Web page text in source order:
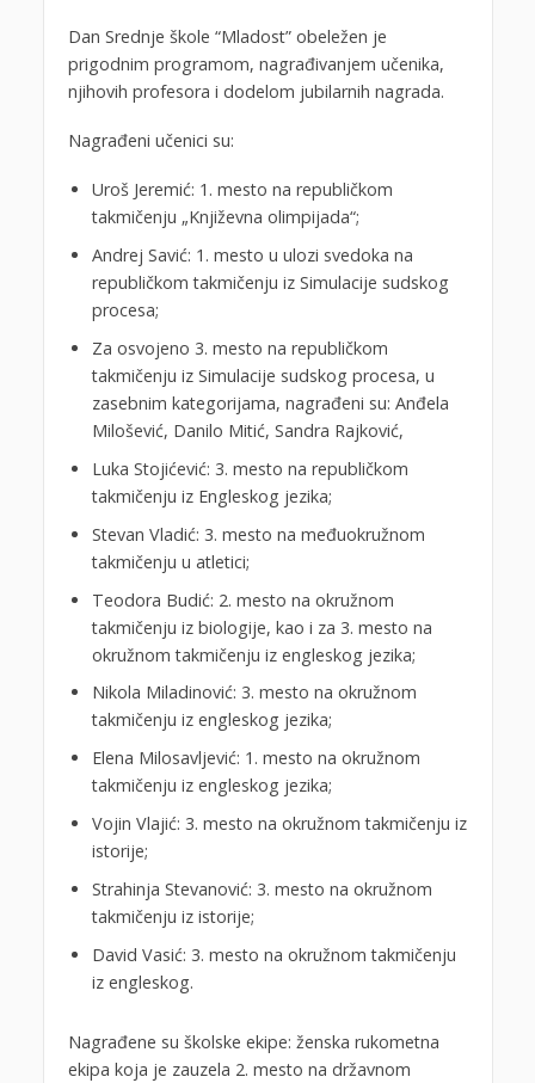
Dan Srednje škole “Mladost” obeležen je
prigodnim programom, nagrađivanjem učenika,
njihovih profesora i dodelom jubilarnih nagrada.
Nagrađeni učenici su:
Uroš Jeremić: 1. mesto na republičkom
takmičenju „Književna olimpijada“;
Andrej Savić: 1. mesto u ulozi svedoka na
republičkom takmičenju iz Simulacije sudskog
procesa;
Za osvojeno 3. mesto na republičkom
takmičenju iz Simulacije sudskog procesa, u
zasebnim kategorijama, nagrađeni su: Anđela
Milošević, Danilo Mitić, Sandra Rajković,
Luka Stojićević: 3. mesto na republičkom
takmičenju iz Engleskog jezika;
Stevan Vladić: 3. mesto na međuokružnom
takmičenju u atletici;
Teodora Budić: 2. mesto na okružnom
takmičenju iz biologije, kao i za 3. mesto na
okružnom takmičenju iz engleskog jezika;
Nikola Miladinović: 3. mesto na okružnom
takmičenju iz engleskog jezika;
Elena Milosavljević: 1. mesto na okružnom
takmičenju iz engleskog jezika;
Vojin Vlajić: 3. mesto na okružnom takmičenju iz
istorije;
Strahinja Stevanović: 3. mesto na okružnom
takmičenju iz istorije;
David Vasić: 3. mesto na okružnom takmičenju
iz engleskog.
Nagrađene su školske ekipe: ženska rukometna
ekipa koja je zauzela 2. mesto na državnom